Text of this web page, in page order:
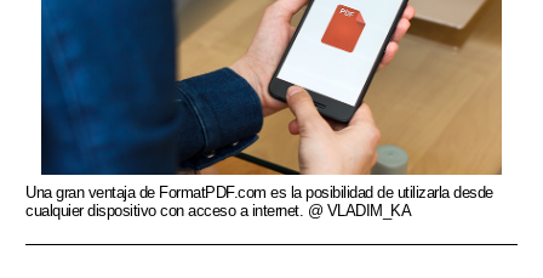
Una gran ventaja de FormatPDF.com es la posibilidad de utilizarla desde
cualquier dispositivo con acceso a internet. @ VLADIM_KA